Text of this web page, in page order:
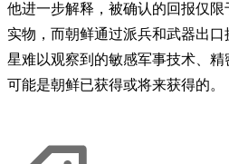
他进一步解释，被确认的回报仅
实物，而朝鲜通过派兵和武器出
星难以观察到的敏感军事技术、
可能是朝鲜已获得或将来获得的。